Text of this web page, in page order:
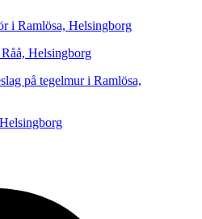
i Ramlösa, Helsingborg
Helsingborg
på tegelmur i Ramlösa,